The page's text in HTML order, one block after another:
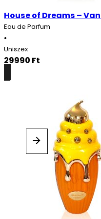
House of Dreams –
Eau de Parfum
•
Uniszex
29990 Ft
Részletek
Minden, a parfümökről
Hírek,
Iratkozz fel